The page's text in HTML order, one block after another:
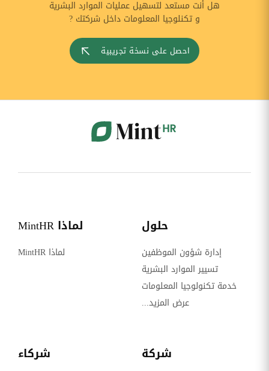
هل أنت مستعد لتسهيل عمليات الموارد البشرية
و تكنلوجيا المعلومات داخل شركتك ?
احصل على نسخة تجريبية
حلول
إدارة شؤون الموظفين
تسيير الموارد البشرية
خدمة تكنولوجيا المعلومات
عرض المزيد...
لماذا MintHR
لماذا MintHR
شركة شركاء